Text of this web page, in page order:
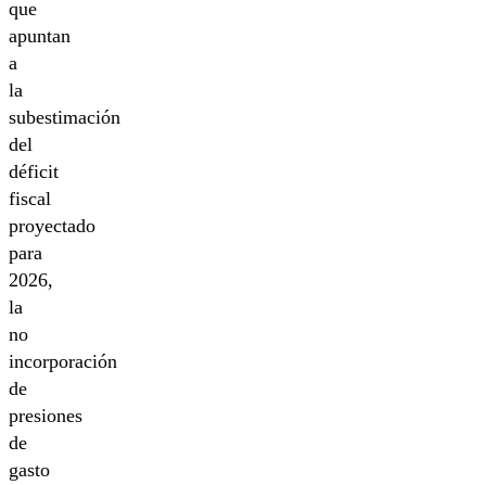
que
apuntan
a
la
subestimación
del
déficit
fiscal
proyectado
para
2026,
la
no
incorporación
de
presiones
de
gasto